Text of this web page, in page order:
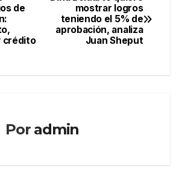
mostrar logros
teniendo el 5% de
aprobación, analiza
Juan Sheput
de
crédito
Por admin